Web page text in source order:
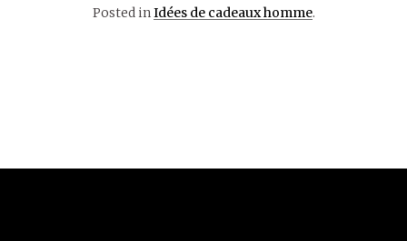
Posted inIdées de cadeaux homme.